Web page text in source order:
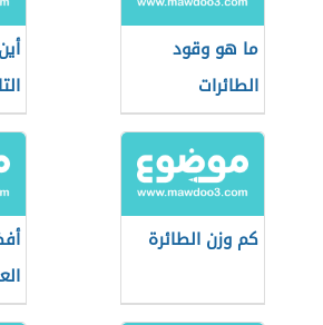
ما هو وقود
الطائرات
كم وزن الطائرة